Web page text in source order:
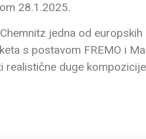
28.1.2025.
jedna od
s postavom FREMO i
realistične duge